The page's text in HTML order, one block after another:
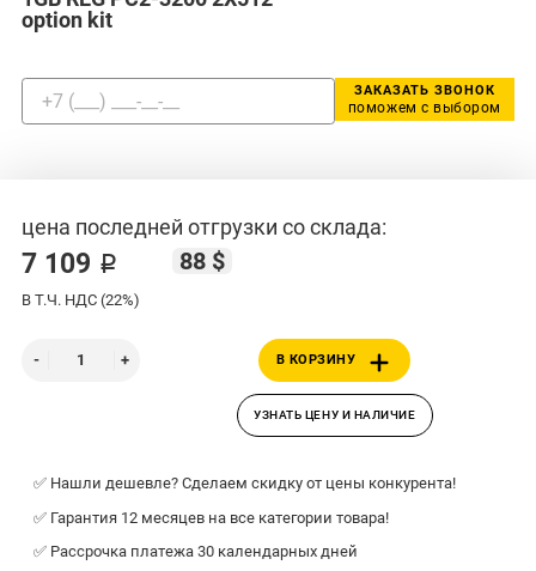
option kit
ЗАКАЗАТЬ ЗВОНОК
поможем с выбором
цена последней отгрузки со склада:
7 109 ₽ 88 $
В Т.Ч. НДС (22%)
В КОРЗИНУ
УЗНАТЬ ЦЕНУ И НАЛИЧИЕ
✅ Нашли дешевле? Сделаем скидку от цены конкурента!
✅ Гарантия 12 месяцев на все категории товара!
✅ Рассрочка платежа 30 календарных дней